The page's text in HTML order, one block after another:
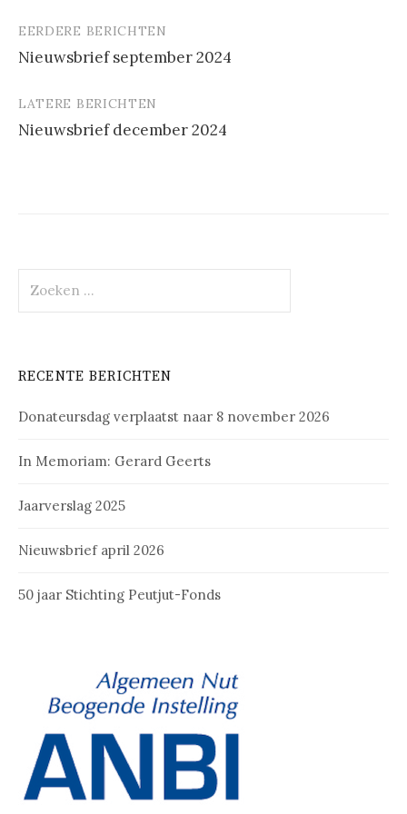
Berichtnavigatie
EERDERE BERICHTEN
Nieuwsbrief september 2024
LATERE BERICHTEN
Nieuwsbrief december 2024
naar:
RECENTE BERICHTEN
Donateursdag verplaatst naar 8 november 2026
In Memoriam: Gerard Geerts
Jaarverslag 2025
Nieuwsbrief april 2026
50 jaar Stichting Peutjut-Fonds